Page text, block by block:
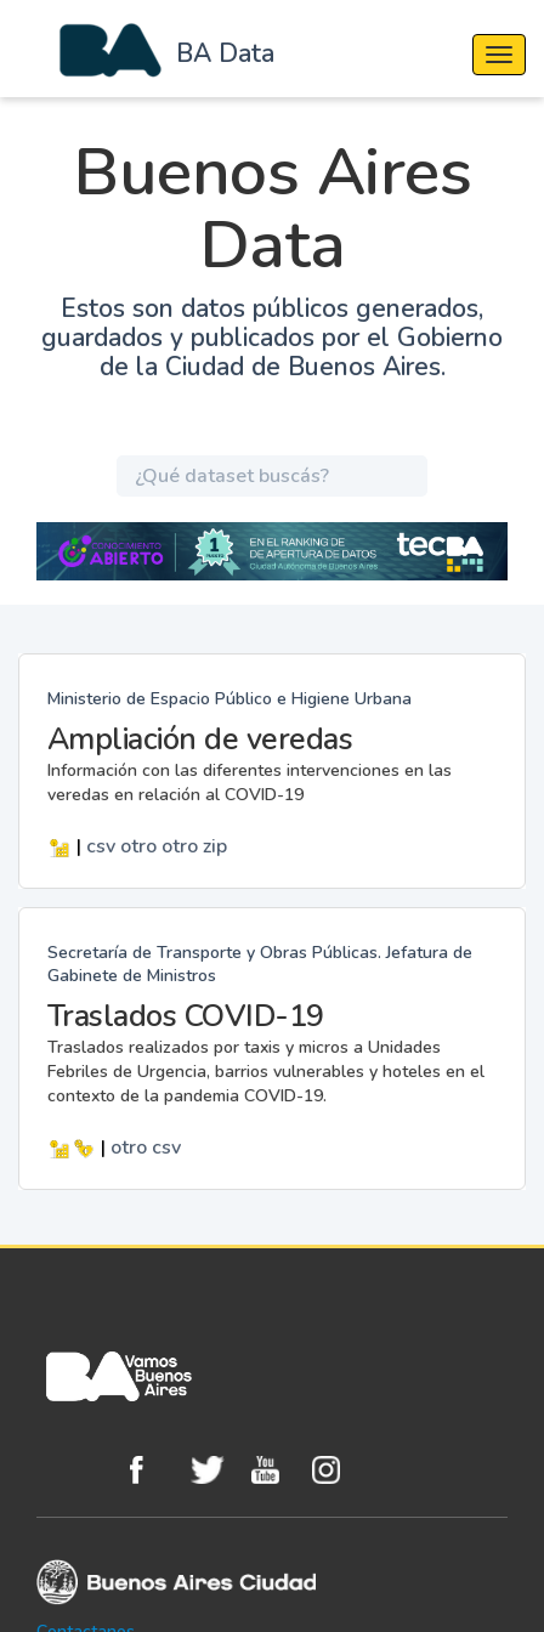
BA Data
Buenos Aires
Data
Estos son datos públicos generados,
guardados y publicados por el Gobierno
de la Ciudad de Buenos Aires.
Ministerio de Espacio Público e Higiene Urbana
Ampliación de veredas
Información con las diferentes intervenciones en las
veredas en relación al COVID-19
| csv otro otro zip
Secretaría de Transporte y Obras Públicas. Jefatura de
Gabinete de Ministros
Traslados COVID-19
Traslados realizados por taxis y micros a Unidades
Febriles de Urgencia, barrios vulnerables y hoteles en el
contexto de la pandemia COVID-19.
| otro csv